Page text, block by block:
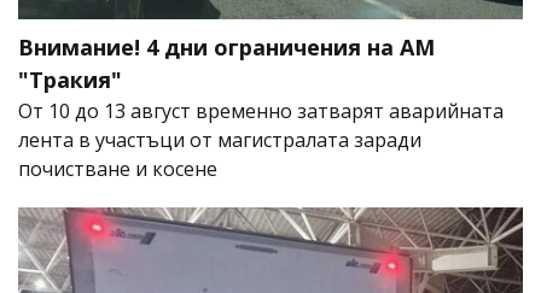
Внимание! 4 дни ограничения на АМ
"Тракия"
От 10 до 13 август временно затварят аварийната
лента в участъци от магистралата заради
почистване и косене